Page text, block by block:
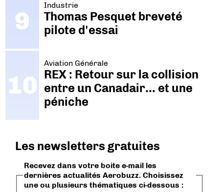
Industrie
Thomas Pesquet breveté
pilote d'essai
Aviation Générale
REX : Retour sur la collision
entre un Canadair… et une
péniche
Les newsletters gratuites
Recevez dans votre boite e-mail les
dernières actualités Aerobuzz. Choisissez
une ou plusieurs thématiques ci-dessous :